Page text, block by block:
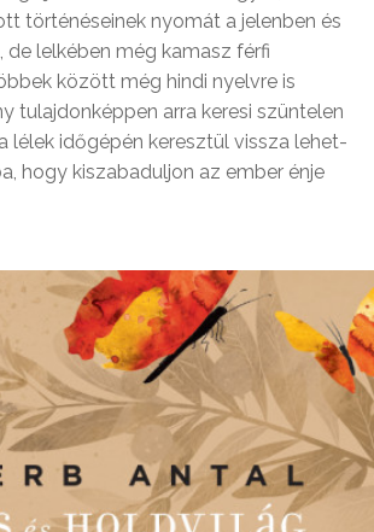
történéseinek nyomát a jelenben és
de lelkében még kamasz férfi
között még hindi nyelvre is
tulajdonképpen arra keresi szüntelen
lélek időgépén keresztül vissza lehet-
hogy kiszabaduljon az ember énje